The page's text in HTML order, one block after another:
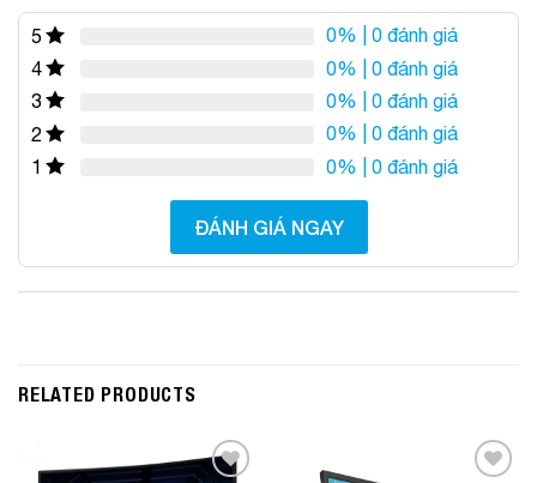
5 0% | 0 đánh giá
4
0% | 0 đánh giá
3
0% | 0 đánh giá
2
0% | 0 đánh giá
1
0% | 0 đánh giá
ĐÁNH GIÁ NGAY
RELATED PRODUCTS